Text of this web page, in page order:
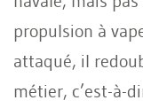
propulsion à
attaqué, il
métier, c’est-à-